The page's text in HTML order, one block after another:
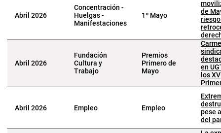
Abril 2026
Concentración -
Huelgas -
Manifestaciones
1º Mayo
de
Abril 2026
Fundación
Cultura y
Trabajo
Premios
Primero de
Mayo
en
los
Abril 2026 Empleo Empleo
pese
del